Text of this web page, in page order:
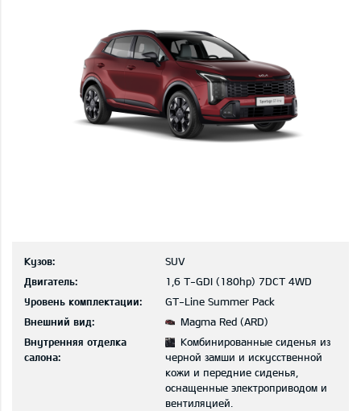
Кузов:
SUV
Двигатель:
1,6 T-GDI (180hp) 7DCT 4WD
Уровень комплектации:
GT-Line Summer Pack
Внешний вид:
Magma Red (ARD)
Внутренняя отделка
салона:
Комбинированные сиденья из
черной замши и искусственной
кожи и передние сиденья,
оснащенные электроприводом и
вентиляцией.